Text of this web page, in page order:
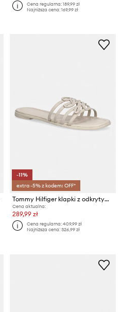
Cena regularna:189,99 zł
Najniższa cena:169,99 zł
-11%
extra -5% z kodem: OFF*
Tommy Hilfiger klapki z odkrytymi palcami damskie skórzane TH SCRIPT FLAT MULE LTH
Cena aktualna:
289,99 zł
Cena regularna:409,99 zł
Najniższa cena:326,99 zł